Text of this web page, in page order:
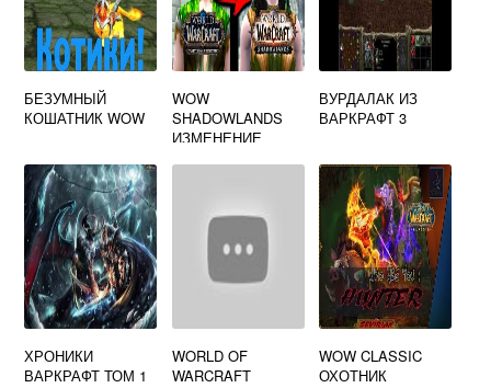
БЕЗУМНЫЙ
КОШАТНИК WOW
WOW
SHADOWLANDS
ИЗМЕНЕНИЕ
ВУРДАЛАК ИЗ
ВАРКРАФТ 3
ХРОНИКИ
ВАРКРАФТ ТОМ 1
WORLD OF
WARCRAFT
WOW CLASSIC
ОХОТНИК